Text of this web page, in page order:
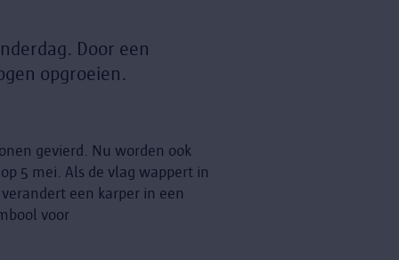
Door een
opgroeien.
gevierd. Nu worden ook
5 mei. Als de vlag wappert in
een karper in een
voor